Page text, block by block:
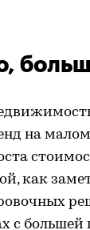
на
как
с большей